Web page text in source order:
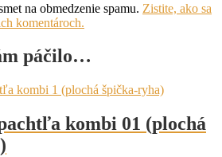
na obmedzenie spamu. Zistite, ako sa
komentároch.
páčilo…
kombi 01 (plochá